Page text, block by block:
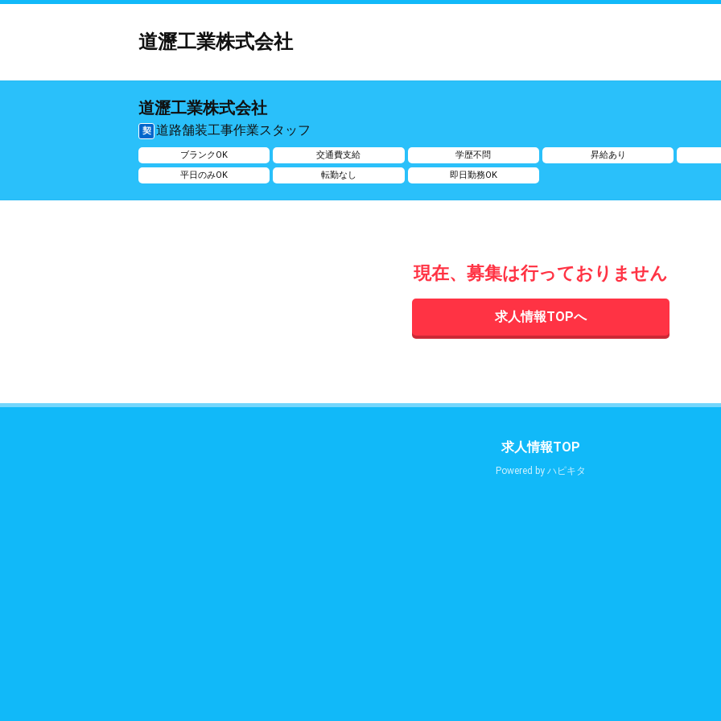
道瀝工業株式会社
道瀝工業株式会社
契 道路舗装工事作業スタッフ
ブランクOK 交通費支給 学歴不問 昇給あり
平日のみOK
転勤なし 即日勤務OK
現在、募集は行っておりません
求人情報TOPへ
求人情報TOP
Powered by ハピキタ